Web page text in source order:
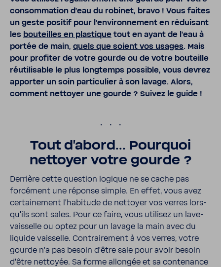
consom­ma­tion d’eau du robinet, bravo ! Vous faites
un geste positif pour l’en­vi­ron­ne­ment en rédui­sant
les bouteilles en plas­tique tout en ayant de l’eau à
portée de main, quels que soient vos usages. Mais
pour profiter de votre gourde ou de votre bouteille
réuti­li­sable le plus long­temps possible, vous devrez
apporter un soin parti­cu­lier à son lavage. Alors,
comment nettoyer une gourde ? Suivez le guide !
.
Tout d'abord... Pour­quoi
nettoyer votre gourde ?
Derrière cette ques­tion logique ne se cache pas
forcé­ment une réponse simple. En effet, vous avez
certai­ne­ment l’ha­bi­tude de nettoyer vos verres lors­
qu’ils sont sales. Pour ce faire, vous utilisez un lave-​
vaisselle ou optez pour un lavage la main avec du
liquide vais­selle. Contrai­re­ment à vos verres, votre
gourde n’a pas besoin d’être sale pour avoir besoin
d’être nettoyée. Sa forme allongée et sa conte­nance